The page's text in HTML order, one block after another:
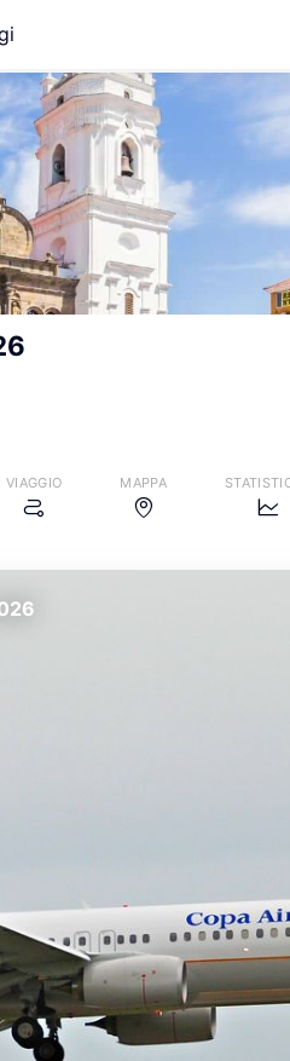
VIAGGIO MAPPA